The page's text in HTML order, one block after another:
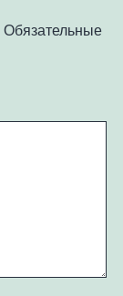
Обязательные